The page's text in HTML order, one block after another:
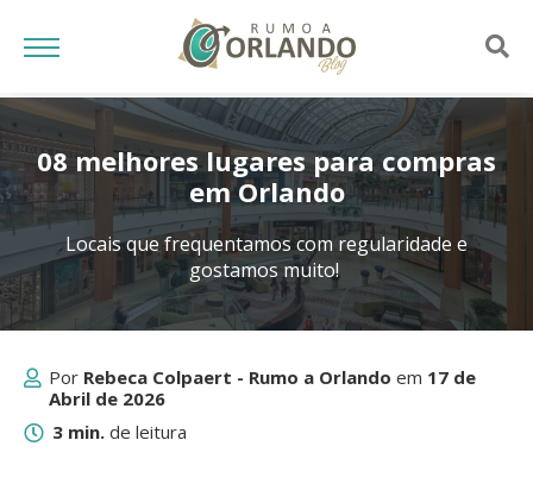
08 melhores lugares para compras
em Orlando
Locais que frequentamos com regularidade e
gostamos muito!
Por Rebeca Colpaert - Rumo a Orlando em 17 de
Abril de 2026
3 min. de leitura